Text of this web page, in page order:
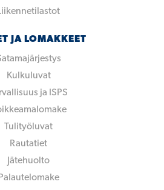
JA LOMAKKEET
Kulkuluvat
ja ISPS
Tulityöluvat
Rautatiet
Jätehuolto
Palautelomake